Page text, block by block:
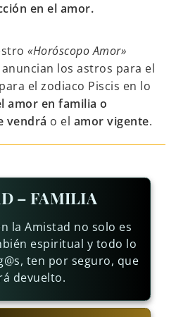
en el amor.
«Horóscopo Amor»
los astros para el
el zodiaco Piscis en lo
amor en familia o
vendrá o el amor vigente.
– FAMILIA
la Amistad no solo es
espiritual y todo lo
ten por seguro, que
devuelto.